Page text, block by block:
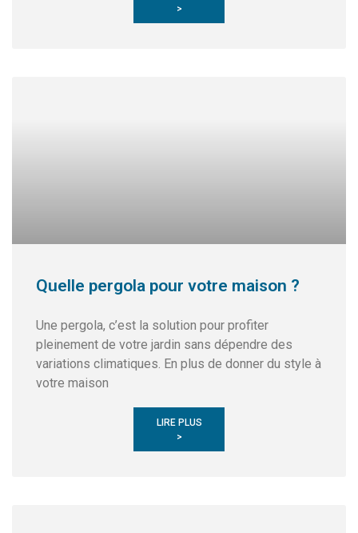
>
Quelle pergola pour votre maison ?
Une pergola, c’est la solution pour profiter
pleinement de votre jardin sans dépendre des
variations climatiques. En plus de donner du style à
votre maison
LIRE PLUS
>